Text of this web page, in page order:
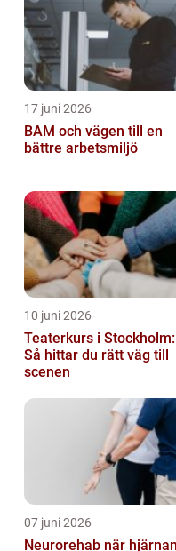
17 juni 2026
BAM och vägen till en
bättre arbetsmiljö
10 juni 2026
Teaterkurs i Stockholm:
Så hittar du rätt väg till
scenen
07 juni 2026
Neurorehab när hjärnan